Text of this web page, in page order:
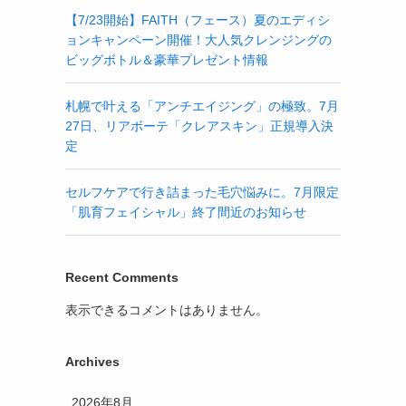
【7/23開始】FAITH（フェース）夏のエディシ
ョンキャンペーン開催！大人気クレンジングの
ビッグボトル＆豪華プレゼント情報
札幌で叶える「アンチエイジング」の極致。7月
27日、リアボーテ「クレアスキン」正規導入決
定
セルフケアで行き詰まった毛穴悩みに。7月限定
「肌育フェイシャル」終了間近のお知らせ
Recent Comments
表示できるコメントはありません。
Archives
2026年8月